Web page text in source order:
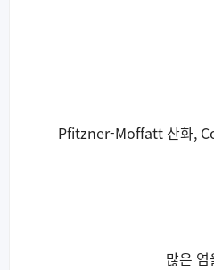
Pfitzner-Moffatt 산화,
많은